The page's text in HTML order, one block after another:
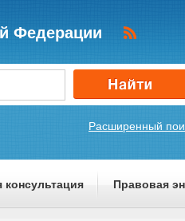
Федерации
Расширенный
консультация Правовая